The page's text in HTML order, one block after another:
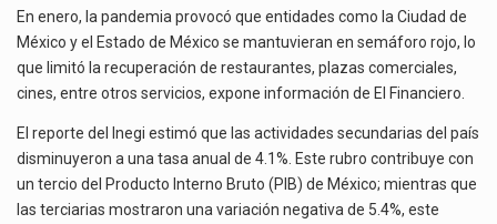
En enero, la pandemia provocó que entidades como la Ciudad de
México y el Estado de México se mantuvieran en semáforo rojo, lo
que limitó la recuperación de restaurantes, plazas comerciales,
cines, entre otros servicios, expone información de El Financiero.
El reporte del Inegi estimó que las actividades secundarias del país
disminuyeron a una tasa anual de 4.1%. Este rubro contribuye con
un tercio del Producto Interno Bruto (PIB) de México; mientras que
las terciarias mostraron una variación negativa de 5.4%, este